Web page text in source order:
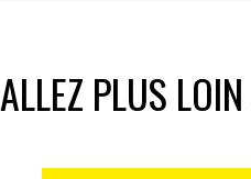
ALLEZ PLUS